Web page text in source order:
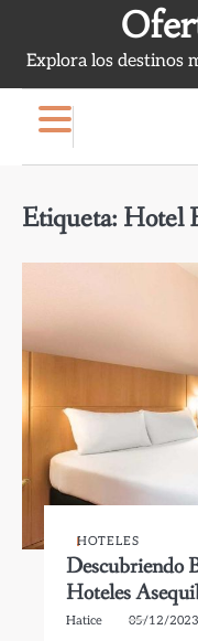
content
Explora los destinos
Etiqueta: Hotel
HOTELES
Descubriendo
Hoteles
Hatice 05/12/2023